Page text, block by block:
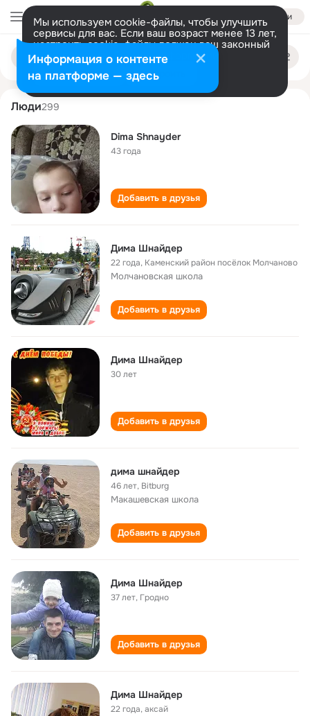
Войти
Мы используем cookie-файлы, чтобы улучшить
сервисы для вас. Если ваш возраст менее 13 лет,
настроить cookie-файлы должен ваш законный
представитель. Больше информации
Разрешить все Настроить
Поиск
людям
dima shnayder
Люди299
Dima Shnayder
43 года
Добавить в друзья
Дима Шнайдер
22 года, Каменский район посёлок Молчаново
Молчановская школа
Добавить в друзья
Дима Шнайдер
30 лет
Добавить в друзья
дима шнайдер
46 лет, Bitburg
Макашевская школа
Добавить в друзья
Дима Шнайдер
37 лет, Гродно
Добавить в друзья
Дима Шнайдер
22 года,аксай
Информация о контенте
на платформе — здесь